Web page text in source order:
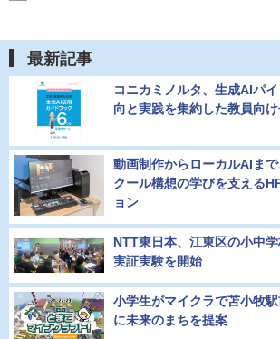
最新記事
コニカミノルタ、生成AIパ
向と実践を集約した教員向
動画制作からローカルAIま
クール構想の学びを支える
ョン
NTT東日本、江東区の小中
実証実験を開始
小学生がマイクラで苫小牧
に未来のまちを提案